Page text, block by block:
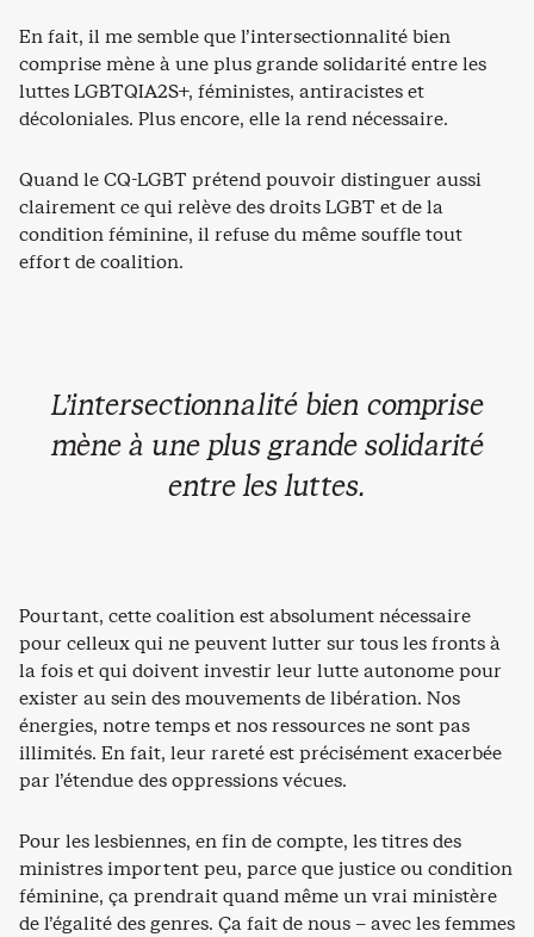
En fait, il me semble que l’intersectionnalité bien
comprise mène à une plus grande solidarité entre les
luttes LGBTQIA2S+, féministes, antiracistes et
décoloniales. Plus encore, elle la rend nécessaire.
Quand le CQ-LGBT prétend pouvoir distinguer aussi
clairement ce qui relève des droits LGBT et de la
condition féminine, il refuse du même souffle tout
effort de coalition.
L’intersectionnalité bien comprise
mène à une plus grande solidarité
entre les luttes.
Pourtant, cette coalition est absolument nécessaire
pour celleux qui ne peuvent lutter sur tous les fronts à
la fois et qui doivent investir leur lutte autonome pour
exister au sein des mouvements de libération. Nos
énergies, notre temps et nos ressources ne sont pas
illimités. En fait, leur rareté est précisément exacerbée
par l’étendue des oppressions vécues.
Pour les lesbiennes, en fin de compte, les titres des
ministres importent peu, parce que justice ou condition
féminine, ça prendrait quand même un vrai ministère
de l’égalité des genres. Ça fait de nous – avec les femmes